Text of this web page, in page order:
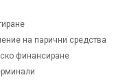
на парични средства
финансиране